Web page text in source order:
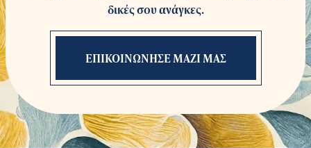
δικές σου ανάγκες.
ΕΠΙΚΟΙΝΩΝΗΣΕ ΜΑΖΙ ΜΑΣ